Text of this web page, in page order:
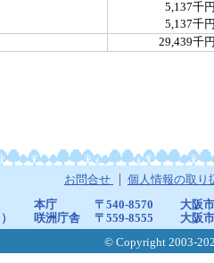
5,137千
5,137千
29,439千
お問合せ 個人情報の取り
本庁 〒540-8570
大阪
咲洲庁舎
〒559-8555
大阪
© Copyright 2003-